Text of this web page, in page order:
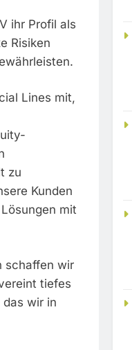
ihr Profil als
Risiken
Lines mit,
zu
Kunden
mit
schaffen wir
tiefes
wir in